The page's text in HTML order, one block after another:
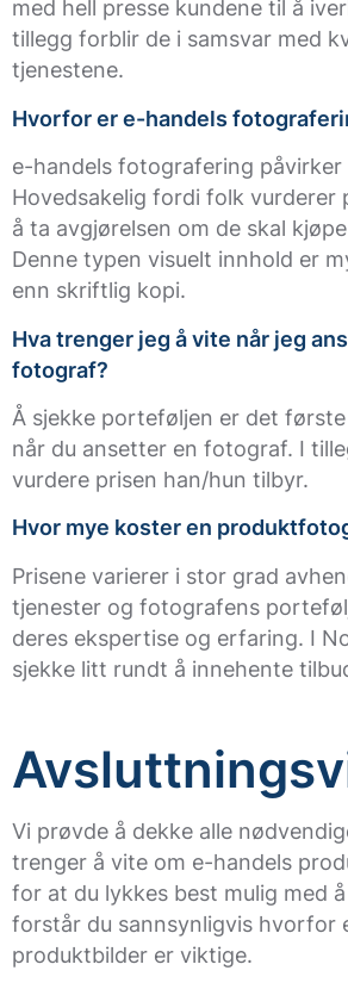
med hell presse kundene til å
tillegg forblir de i samsvar med
tjenestene.
Hvorfor er e-handels
e-handels fotografering påvirker
Hovedsakelig fordi folk
å ta avgjørelsen om de skal
Denne typen visuelt innhold er
enn skriftlig kopi.
Hva trenger jeg å vite når jeg
fotograf?
Å sjekke porteføljen er det
når du ansetter en fotograf. I
vurdere prisen han/hun tilbyr.
Hvor mye koster en
Prisene varierer i stor grad
tjenester og fotografens
deres ekspertise og erfaring. I
sjekke litt rundt å innehente
Vi prøvde å dekke alle
trenger å vite om e-handels
for at du lykkes best mulig med
forstår du sannsynligvis hvorfor
produktbilder er viktige.